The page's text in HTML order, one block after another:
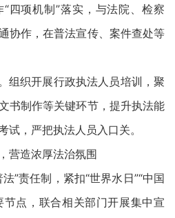
四项机制”落实，与法院、检察
协作，在普法宣传、案件查处等
织开展行政执法人员培训，聚
书制作等关键环节，提升执法能
试，严把执法人员入口关。
造浓厚法治氛围
责任制，紧扣“世界水日”“中国
节点，联合相关部门开展集中宣